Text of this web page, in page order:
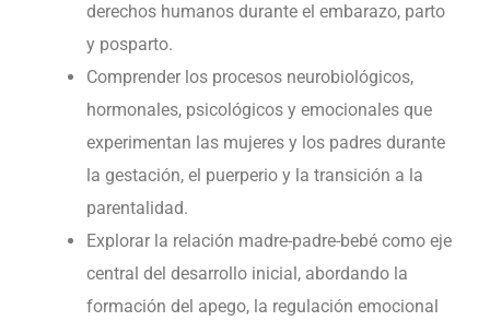
derechos humanos durante el embarazo, parto
y posparto.
Comprender los procesos neurobiológicos,
hormonales, psicológicos y emocionales que
experimentan las mujeres y los padres durante
la gestación, el puerperio y la transición a la
parentalidad.
Explorar la relación madre-padre-bebé como eje
central del desarrollo inicial, abordando la
formación del apego, la regulación emocional